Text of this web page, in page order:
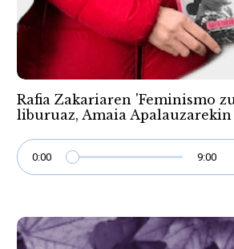
Rafia Zakariaren 'Feminismo
liburuaz, Amaia Apalauzarekin
0:00 9:00